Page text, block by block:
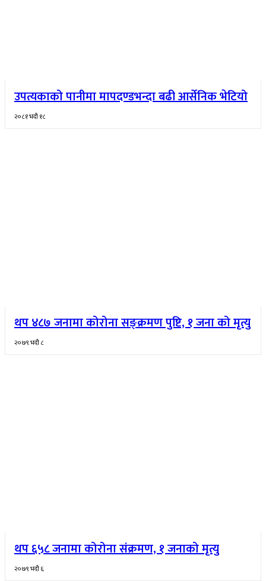
उपत्यकाको पानीमा मापदण्डभन्दा बढी आर्सेनिक भेटियो
२०८१ भदौ १८
थप ४८७ जनामा कोरोना सङ्क्रमण पुष्टि, १ जना को मृत्यु
२०७९ भदौ ८
थप ६५८ जनामा कोरोना संक्रमण, १ जनाको मृत्यु
२०७९ भदौ ६